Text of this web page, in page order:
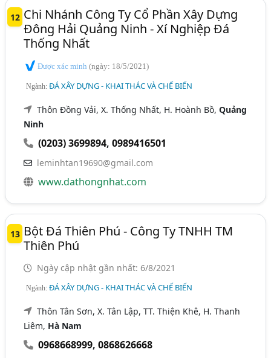
12 Chi Nhánh Công Ty Cổ Phần Xây Dựng
Đông Hải Quảng Ninh - Xí Nghiệp Đá
Thống Nhất
Được xác minh(ngày: 18/5/2021)
Ngành:ĐÁ XÂY DỰNG - KHAI THÁC VÀ CHẾ BIẾN
Thôn Đồng Vải, X. Thống Nhất, H. Hoành Bồ,Quảng
Ninh
(0203) 3699894,0989416501
leminhtan19690@gmail.com
www.dathongnhat.com
13 Bột Đá Thiên Phú - Công Ty TNHH TM
Thiên Phú
Ngày cập nhật gần nhất: 6/8/2021
Ngành:ĐÁ XÂY DỰNG - KHAI THÁC VÀ CHẾ BIẾN
Thôn Tân Sơn, X. Tân Lập, TT. Thiện Khê, H. Thanh
Liêm, Hà Nam
0968668999,0868626668